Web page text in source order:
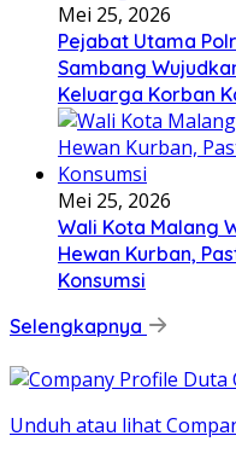
Mei 25, 2026
Pejabat Utama
Sambang
Keluarga Korban
Mei 25, 2026
Wali Kota Malang
Hewan Kurban,
Konsumsi
Selengkapnya
Unduh atau lihat